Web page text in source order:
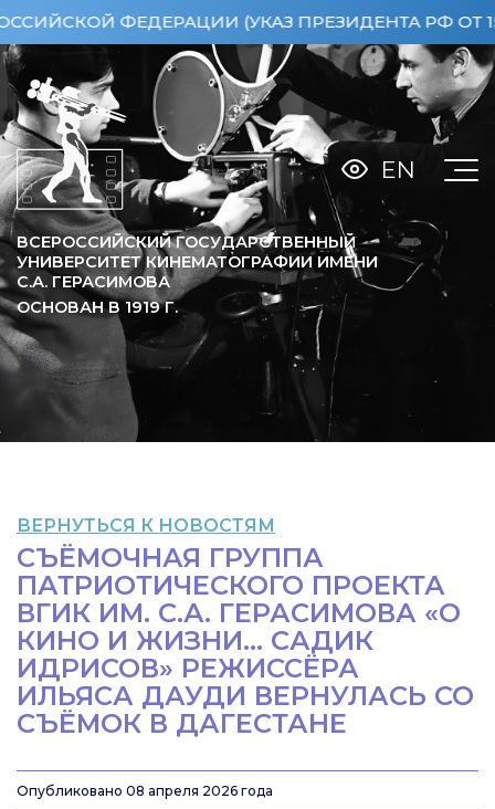
ФЕДЕРАЦИИ (УКАЗ ПРЕЗИДЕНТА РФ ОТ
ВСЕРОССИЙСКИЙ ГОСУДАРСТВЕННЫЙ
УНИВЕРСИТЕТ КИНЕМАТОГРАФИИ ИМЕНИ
С.А. ГЕРАСИМОВА
ОСНОВАН В 1919Г.
EN
ВЕРНУТЬСЯ К НОВОСТЯМ
СЪЁМОЧНАЯ ГРУППА
ПАТРИОТИЧЕСКОГО ПРОЕКТА
ВГИК ИМ. С.А. ГЕРАСИМОВА «О
КИНО И ЖИЗНИ… САДИК
ИДРИСОВ» РЕЖИССЁРА
ИЛЬЯСА ДАУДИ ВЕРНУЛАСЬ СО
СЪЁМОК В ДАГЕСТАНЕ
Опубликовано 08 апреля 2026 года